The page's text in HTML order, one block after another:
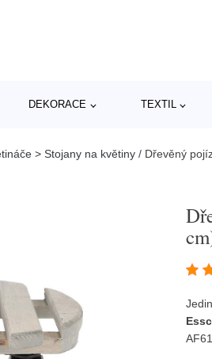
DEKORACE TEXTIL
> Stojany na květiny / Dřevěný